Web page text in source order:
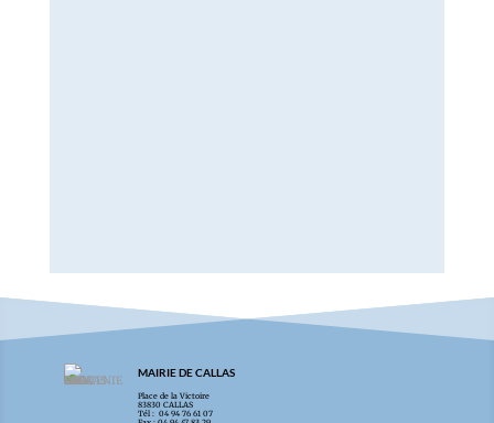
MAIRIE DE CALLAS
Place de la Victoire
83830 CALLAS
Tél : 04 94 76 61 07